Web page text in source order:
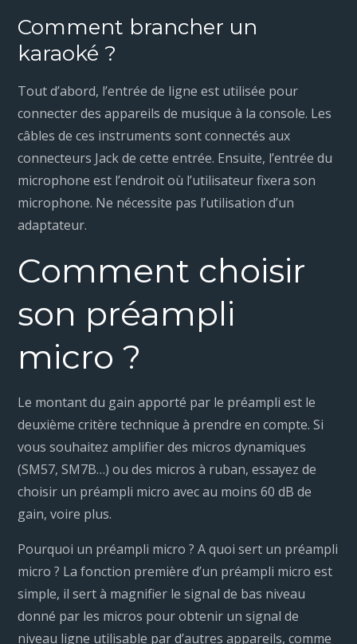
Comment brancher un
karaoké ?
Tout d’abord, l’entrée de ligne est utilisée pour
connecter des appareils de musique à la console. Les
câbles de ces instruments sont connectés aux
connecteurs Jack de cette entrée. Ensuite, l’entrée du
microphone est l’endroit où l’utilisateur fixera son
microphone. Ne nécessite pas l’utilisation d’un
adaptateur.
Comment choisir
son préampli
micro ?
Le montant du gain apporté par le préampli est le
deuxième critère technique à prendre en compte. Si
vous souhaitez amplifier des micros dynamiques
(SM57, SM7B…) ou des micros à ruban, essayez de
choisir un préampli micro avec au moins 60 dB de
gain, voire plus.
Pourquoi un préampli micro ? A quoi sert un préampli
micro ? La fonction première d’un préampli micro est
simple, il sert à magnifier le signal de bas niveau
donné par les micros pour obtenir un signal de
niveau ligne utilisable par d’autres appareils, comme